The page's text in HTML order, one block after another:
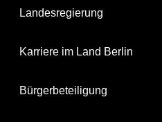
Landesregierung
Karriere im Land Berlin
Bürgerbeteiligung